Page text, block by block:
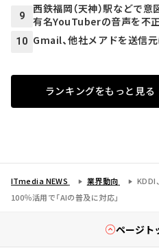
9
西鉄福岡（天神）駅などで
有名YouTuberの音声を不
10 Gmail、他社メアドを送信
ランキングをもっと見る
ITmedia NEWS 業界動向
KDDI
100％活用で「AIの普及に対応」
ページト